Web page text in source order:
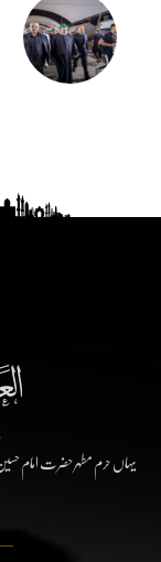
یہاں حرم مطہر حضرت امام